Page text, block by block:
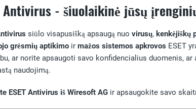
Antivirus - šiuolaikinė jūsų
siūlo visapusišką apsaugą nuo virusų, kenkėjiškų
grėsmių aptikimo ir mažos sistemos apkrovos ESET
ar norite apsaugoti savo konfidencialius duomenis,
naudojimą.
ESET Antivirus iš Wiresoft AG ir apsaugokite savo